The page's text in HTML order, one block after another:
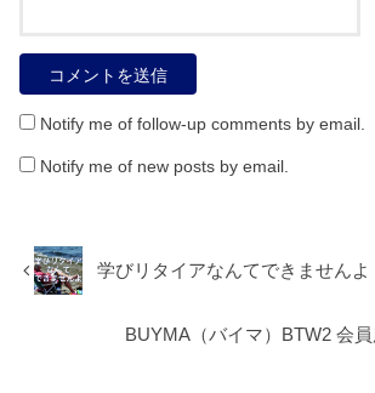
Notify me of follow-up comments by email.
Notify me of new posts by email.
学びリタイアなんてできませんよ
BUYMA（バイマ）BTW2 会